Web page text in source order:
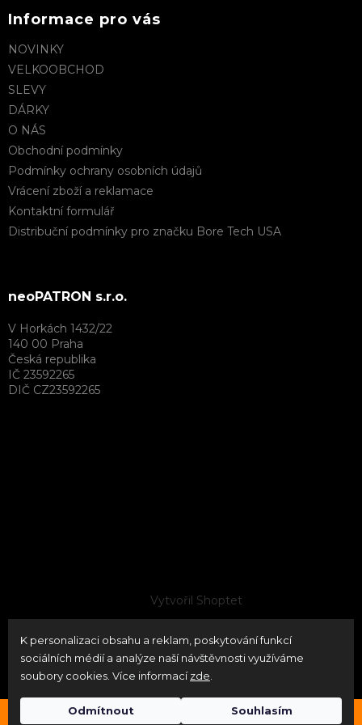
K personalizaci obsahu a reklam, poskytování funkcí
sociálních médií a analýze naší návštěvnosti využíváme
soubory cookies. Více informacízde
Odmítnout Souhlasím
Průběžně naskladňujeme značky Timney USA / Bore Tech
Informace pro vás
NOVINKY
VELKOOBCHOD
SLEVY
DÁRKY
O NÁS
Obchodní podmínky
Podmínky ochrany osobních údajů
Vrácení zboží a reklamace
Kontaktní formulář
Distribuční podmínky pro značku Bore Tech USA
neoPATRON s.r.o.
V Horkách 1432/22
140 00 Praha
Česká republika
IČ 23592265
DIČ CZ23592265
Vytvořil Shoptet
Copyright 2026
. Všechna práva vyhrazena.
Upravit nastavení cookies